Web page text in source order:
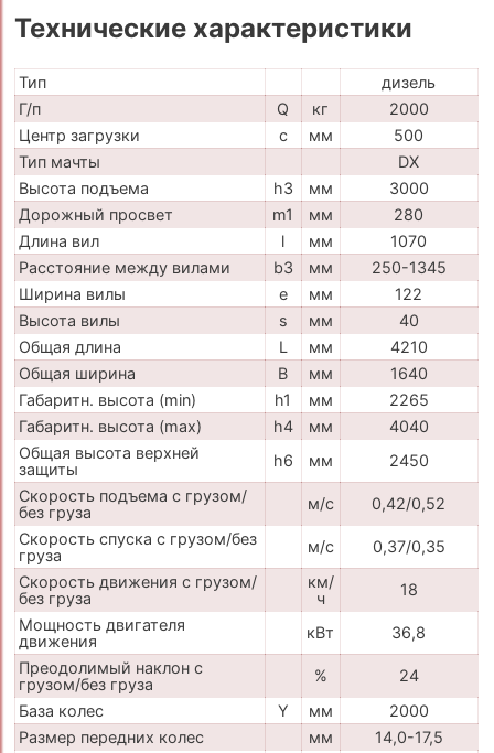
Технические характеристики
Тип
дизель
Г/п
Q кг
2000
Центр загрузки
c мм
500
Тип мачты
DX
Высота подъема
h3 мм
3000
Дорожный просвет
m1 мм
280
Длина вил
l мм
1070
Расстояние между вилами
b3 мм
250-1345
Ширина вилы
e мм
122
Высота вилы
s мм
40
Общая длина
L мм
4210
Общая ширина
B мм
1640
Габаритн. высота (min)
h1 мм
2265
Габаритн. высота (max)
h4 мм
4040
Общая высота верхней
защиты
h6 мм
2450
Скорость подъема с грузом/
без груза
м/с
0,42/0,52
Скорость спуска с грузом/без
груза
м/с
0,37/0,35
Скорость движения с грузом/
без груза
км/
ч
18
Мощность двигателя
движения
кВт
36,8
Преодолимый наклон с
грузом/без груза
%
24
База колес
Y мм
2000
Размер передних колес
мм
14,0-17,5